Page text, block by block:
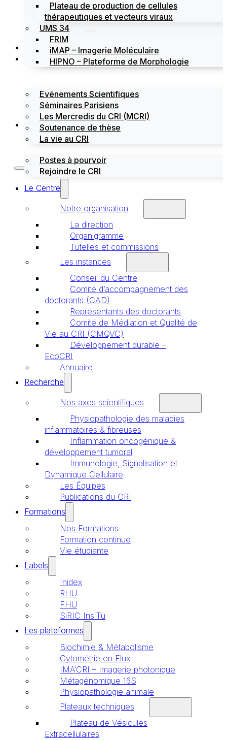
Plateau de production de cellules
thérapeutiques et vecteurs viraux
UMS 34
FRIM
iMAP – Imagerie Moléculaire
HIPNO – Plateforme de Morphologie
Actualités
Évènements
Evénements Scientifiques
Séminaires Parisiens
Les Mercredis du CRI (MCRI)
Soutenance de thèse
La vie au CRI
Emploi / stages
Postes à pourvoir
Rejoindre le CRI
Le Centre
Notre organisation
La direction
Organigramme
Tutelles et commissions
Les instances
Conseil du Centre
Comité d’accompagnement des
doctorants (CAD)
Représentants des doctorants
Comité de Médiation et Qualité de
Vie au CRI (CMQVC)
Développement durable –
EcoCRI
Annuaire
Recherche
Nos axes scientifiques
Physiopathologie des maladies
inflammatoires & fibreuses
Inflammation oncogénique &
développement tumoral
Immunologie, Signalisation et
Dynamique Cellulaire
Les Équipes
Publications du CRI
Formations
Nos Formations
Formation continue
Vie étudiante
Labels
Inidex
RHU
FHU
SiRIC InsiTu
Les plateformes
Biochimie & Métabolisme
Cytométrie en Flux
IMA’CRI – Imagerie photonique
Métagénomique 16S
Physiopathologie animale
Plateaux techniques
Plateau de Vésicules
Extracellulaires